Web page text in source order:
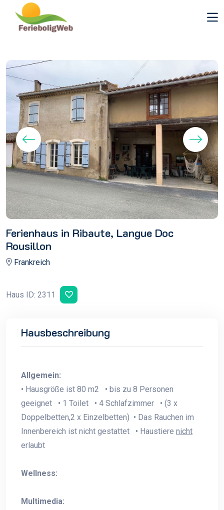
Ferienhaus in Ribaute, Langue Doc
Rousillon
Frankreich
Haus ID: 2311
Hausbeschreibung
Allgemein:
• Hausgröße ist 80 m2 • bis zu 8 Personen
geeignet • 1 Toilet • 4 Schlafzimmer • (3 x
Doppelbetten,2 x Einzelbetten) • Das Rauchen im
Innenbereich ist nicht gestattet • Haustiere nicht
erlaubt
Wellness:
Multimedia: